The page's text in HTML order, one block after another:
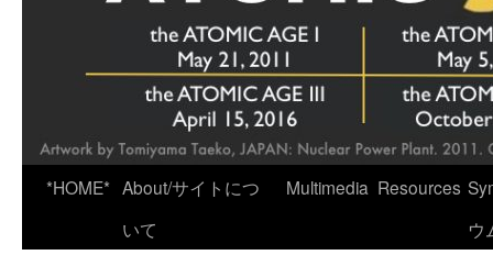
*HOME* About/サイトにつ
いて
Multimedia Resources
ウ